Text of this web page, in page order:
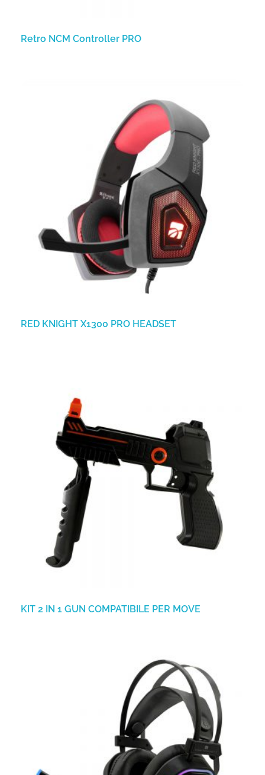
Retro NCM Controller PRO
RED KNIGHT X1300 PRO HEADSET
KIT 2 IN 1 GUN COMPATIBILE PER MOVE